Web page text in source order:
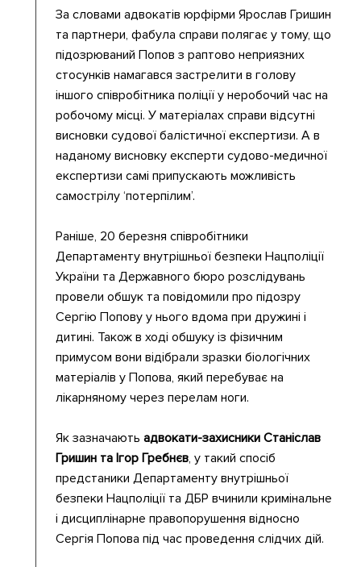
За словами адвокатів юрфірми Ярослав Гришин
та партнери, фабула справи полягає у тому, що
підозрюваний Попов з раптово неприязних
стосунків намагався застрелити в голову
іншого співробітника поліції у неробочий час на
робочому місці. У матеріалах справи відсутні
висновки судової балістичної експертизи. А в
наданому висновку експерти судово-медичної
експертизи самі припускають можливість
самострілу ‘потерпілим’.
Раніше, 20 березня співробітники
Департаменту внутрішньої безпеки Нацполіції
України та Державного бюро розслідувань
провели обшук та повідомили про підозру
Сергію Попову у нього вдома при дружині і
дитині. Також в ході обшуку із фізичним
примусом вони відібрали зразки біологічних
матеріалів у Попова, який перебуває на
лікарняному через перелам ноги.
Як зазначають адвокати-захисники Станіслав
Гришин та Ігор Гребнєв, у такий спосіб
предстаники Департаменту внутрішньої
безпеки Нацполіції та ДБР вчинили кримінальне
і дисциплінарне правопорушення відносно
Сергія Попова під час проведення слідчих дій.